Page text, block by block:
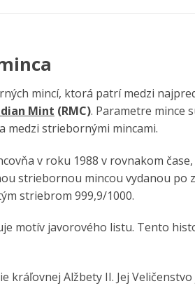
mincí, ktorá patrí medzi
Mint (RMC). Parametre mince
medzi striebornými mincami.
v roku 1988 v rovnakom
striebornou mincou vydanou po
striebrom 999,9/1000.
motív javorového listu. Tento
kráľovnej Alžbety II. Jej